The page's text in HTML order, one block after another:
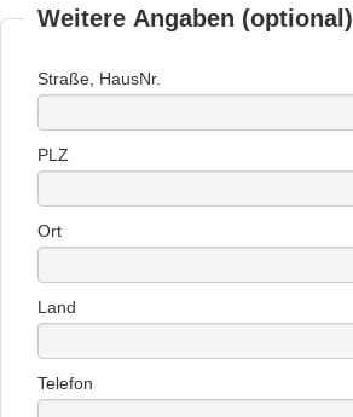
Weitere Angaben (optional)
Straße, HausNr.
PLZ
Ort
Land
Telefon